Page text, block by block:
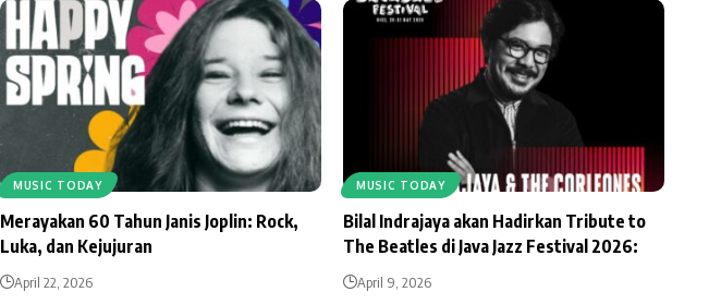
MUSIC TODAY
Merayakan 60 Tahun Janis Joplin: Rock,
Luka, dan Kejujuran
April 22, 2026
MUSIC TODAY
Bilal Indrajaya akan Hadirkan Tribute to
The Beatles di Java Jazz Festival 2026:
April 9, 2026